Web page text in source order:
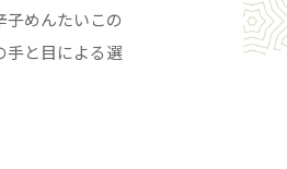
子めんたいこの
手と目による選